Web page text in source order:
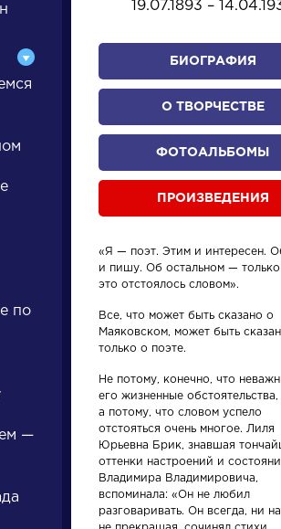
К Л М
произведения
Произведения
На птичку
по
—
19.07.1893 –
БИОГРАФИЯ
О ТВОРЧЕСТВЕ
ФОТОАЛЬБОМЫ
ПРОИЗВЕДЕНИЯ
«Я — поэт. Этим и интересен.
и пишу. Об остальном — только
это отстоялось словом».
Все, что может быть сказано о
Маяковском, может быть
только о поэте.
Не потому, конечно, что
его жизненные обстоятельства,
а потому, что словом успело
отстояться очень многое. Лиля
Юрьевна Брик, знавшая
оттенки настроений и
Владимира Владимировича,
вспоминала: «Он не любил
разговаривать. Он всегда, ни